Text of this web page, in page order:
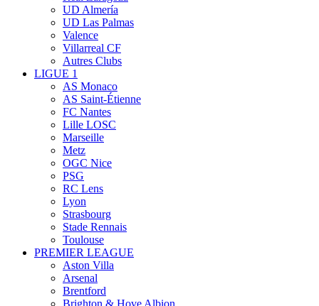
UD Almería
UD Las Palmas
Valence
Villarreal CF
Autres Clubs
LIGUE 1
AS Monaco
AS Saint-Étienne
FC Nantes
Lille LOSC
Marseille
Metz
OGC Nice
PSG
RC Lens
Lyon
Strasbourg
Stade Rennais
Toulouse
PREMIER LEAGUE
Aston Villa
Arsenal
Brentford